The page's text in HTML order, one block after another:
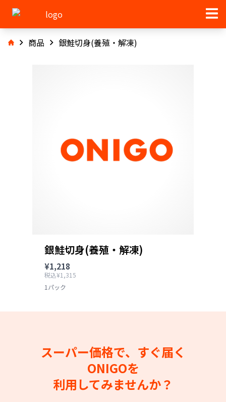
商品 銀鮭切身(養殖・解凍)
銀鮭切身(養殖・解凍)
¥1,218
税込¥1,315
1パック
スーパー価格で、すぐ届く
ONIGOを
利用してみませんか？